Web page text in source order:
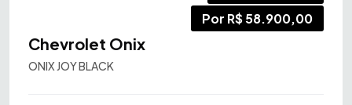
Por R$ 58.900,00
Chevrolet Onix
ONIX JOY BLACK